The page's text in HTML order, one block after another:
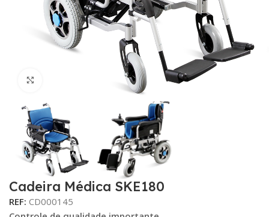
Cadeira Médica SKE180
REF:CD000145